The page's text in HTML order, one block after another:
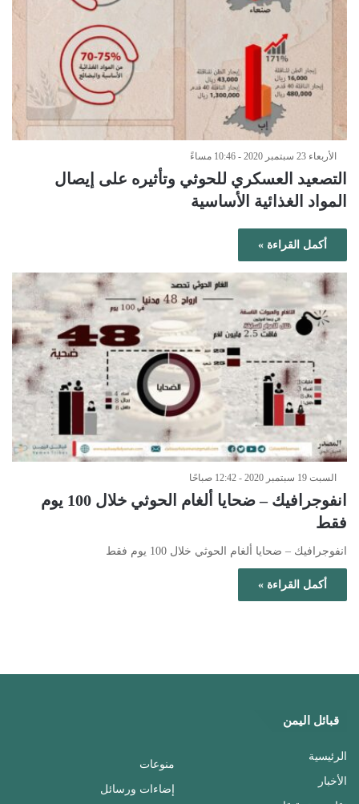
الأربعاء 23 سبتمبر 2020 - 10:46 مساءً
التصعيد العسكري للحوثي وتأثيره على إيصال
المواد الغذائية الأساسية
أكمل القراءة »
السبت 19 سبتمبر 2020 - 12:42 صباحًا
انفوجرافيك – ضحايا ألغام الحوثي خلال 100 يوم
فقط
انفوجرافيك – ضحايا ألغام الحوثي خلال 100 يوم فقط
أكمل القراءة »
قبائل اليمن
الرئيسية
الأخبار
منوعات
إضاءات ورسائل